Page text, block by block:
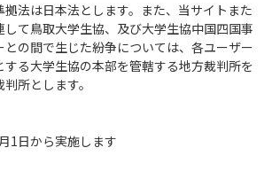
拠法は日本法とします。また、当サイトまた
して鳥取大学生協、及び大学生協中国四国事
の間で生じた紛争については、各ユーザー
る大学生協の本部を管轄する地方裁判所を
所とします。
1日から実施します